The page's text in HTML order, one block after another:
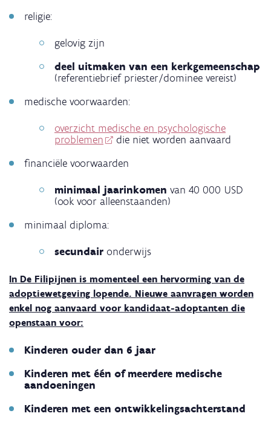
religie:
gelovig zijn
deel uitmaken van een kerkgemeenschap
(referentiebrief priester/dominee vereist)
medische voorwaarden:
overzicht medische en psychologische
problemen
die niet worden aanvaard
financiële voorwaarden
minimaal jaarinkomen van 40 000 USD
(ook voor alleenstaanden)
minimaal diploma:
secundair onderwijs
In De Filipijnen is momenteel een hervorming van de
adoptiewetgeving lopende. Nieuwe aanvragen worden
enkel nog aanvaard voor kandidaat-adoptanten die
openstaan voor:
Kinderen ouder dan 6 jaar
Kinderen met één of meerdere medische
aandoeningen
Kinderen met een ontwikkelingsachterstand